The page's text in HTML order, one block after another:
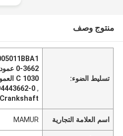
منتوج وصف
تسليط الضوء:
C 1030 العمود المرفقي
,
0 Crank shaft
اسم العلامة التجارية MAMUR